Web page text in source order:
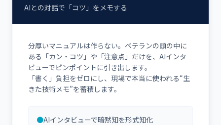
AIとの対話で「コツ」をメモする
分厚いマニュアルは作らない。ベテランの頭の中に
ある「カン・コツ」や「注意点」だけを、AIインタ
ビューでピンポイントに引き出します。
「書く」負担をゼロにし、現場で本当に使われる“生
きた技術メモ”を蓄積します。
●AIインタビューで暗黙知を形式知化